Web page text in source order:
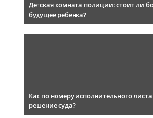
Детская комната полиции: стоит ли
будущее ребенка?
Как по номеру исполнительного
решение суда?